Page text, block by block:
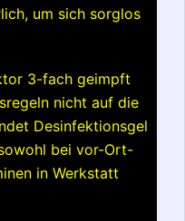
um sich sorglos
3-fach geimpft
nicht auf die
Desinfektionsgel
bei vor-Ort-
in Werkstatt